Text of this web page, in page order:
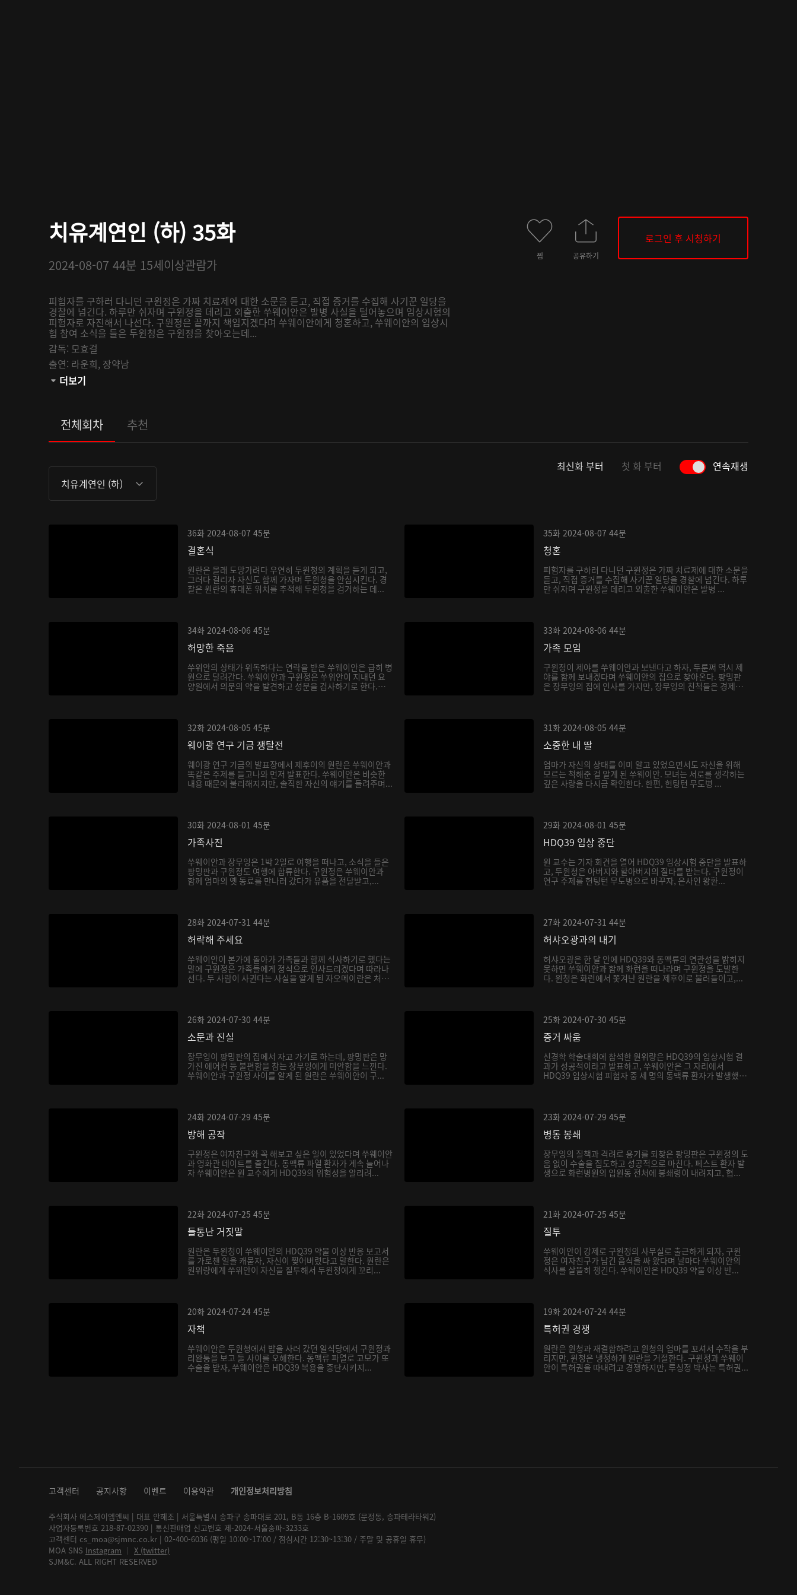
치유계연인 (하) 35화
2024-08-07 44분 15세이상관람가
피험자를 구하러 다니던 구윈정은 가짜 치료제에 대한 소문을 듣고, 직접 증거를 수집해 사기꾼 일당을
경찰에 넘긴다. 하루만 쉬자며 구윈정을 데리고 외출한 쑤웨이안은 발병 사실을 털어놓으며 임상시험의
피험자로 자진해서 나선다. 구윈정은 끝까지 책임지겠다며 쑤웨이안에게 청혼하고, 쑤웨이안의 임상시
험 참여 소식을 들은 두윈청은 구윈정을 찾아오는데...
감독: 모효걸
출연: 라운희, 장약남
관람등급:
더보기
찜 공유하기
로그인 후 시청하기
전체회차 추천
치유계연인 (하)
최신화 부터 첫 화 부터 연속재생
36화 2024-08-07 45분
결혼식
원란은 몰래 도망가려다 우연히 두윈청의 계획을 듣게 되고,
그러다 걸리자 자신도 함께 가자며 두윈청을 안심시킨다. 경
찰은 원란의 휴대폰 위치를 추적해 두윈청을 검거하는 데...
35화 2024-08-07 44분
청혼
피험자를 구하러 다니던 구윈정은 가짜 치료제에 대한 소문을
듣고, 직접 증거를 수집해 사기꾼 일당을 경찰에 넘긴다. 하루
만 쉬자며 구윈정을 데리고 외출한 쑤웨이안은 발병 ...
34화 2024-08-06 45분
허망한 죽음
쑤위안의 상태가 위독하다는 연락을 받은 쑤웨이안은 급히 병
원으로 달려간다. 쑤웨이안과 구윈정은 쑤위안이 지내던 요
양원에서 의문의 약을 발견하고 성분을 검사하기로 한다.
33화 2024-08-06 44분
가족 모임
구윈정이 제야를 쑤웨이안과 보낸다고 하자, 두룬쩌 역시 제
야를 함께 보내겠다며 쑤웨이안의 집으로 찾아온다. 팡밍판
은 장무잉의 집에 인사를 가지만, 장무잉의 친척들은 경제
32화 2024-08-05 45분
웨이광 연구 기금 쟁탈전
웨이광 연구 기금의 발표장에서 제후이의 원란은 쑤웨이안과
똑같은 주제를 들고나와 먼저 발표한다. 쑤웨이안은 비슷한
내용 때문에 불리해지지만, 솔직한 자신의 얘기를 들려주며...
31화 2024-08-05 44분
소중한 내 딸
엄마가 자신의 상태를 이미 알고 있었으면서도 자신을 위해
모르는 척해준 걸 알게 된 쑤웨이안. 모녀는 서로를 생각하는
깊은 사랑을 다시금 확인한다. 한편, 헌팅턴 무도병 ...
30화 2024-08-01 45분
가족사진
쑤웨이안과 장무잉은 1박 2일로 여행을 떠나고, 소식을 들은
팡밍판과 구윈정도 여행에 합류한다. 구윈정은 쑤웨이안과
함께 엄마의 옛 동료를 만나러 갔다가 유품을 전달받고,...
29화 2024-08-01 45분
HDQ39 임상 중단
원 교수는 기자 회견을 열어 HDQ39 임상시험 중단을 발표하
고, 두윈청은 아버지와 할아버지의 질타를 받는다. 구윈정이
연구 주제를 헌팅턴 무도병으로 바꾸자, 은사인 왕환...
28화 2024-07-31 44분
허락해 주세요
쑤웨이안이 본가에 돌아가 가족들과 함께 식사하기로 했다는
말에 구윈정은 가족들에게 정식으로 인사드리겠다며 따라나
선다. 두 사람이 사귄다는 사실을 알게 된 자오메이란은 처
27화 2024-07-31 44분
허샤오광과의 내기
허샤오광은 한 달 안에 HDQ39와 동맥류의 연관성을 밝히지
못하면 쑤웨이안과 함께 화런을 떠나라며 구윈정을 도발한
다. 윈청은 화런에서 쫓겨난 원란을 제후이로 불러들이고,...
26화 2024-07-30 44분
소문과 진실
장무잉이 팡밍판의 집에서 자고 가기로 하는데, 팡밍판은 망
가진 에어컨 등 불편함을 참는 장무잉에게 미안함을 느낀다.
쑤웨이안과 구윈정 사이를 알게 된 원란은 쑤웨이안이 구...
25화 2024-07-30 45분
증거 싸움
신경학 학술대회에 참석한 원위량은 HDQ39의 임상시험 결
과가 성공적이라고 발표하고, 쑤웨이안은 그 자리에서
HDQ39 임상시험 피험자 중 세 명의 동맥류 환자가 발생했
24화 2024-07-29 45분
방해 공작
구윈정은 여자친구와 꼭 해보고 싶은 일이 있었다며 쑤웨이안
과 영화관 데이트를 즐긴다. 동맥류 파열 환자가 계속 늘어나
자 쑤웨이안은 원 교수에게 HDQ39의 위험성을 알리려...
23화 2024-07-29 45분
병동 봉쇄
장무잉의 질책과 격려로 용기를 되찾은 팡밍판은 구윈정의 도
움 없이 수술을 집도하고 성공적으로 마친다. 페스트 환자 발
생으로 화런병원의 입원동 전처에 봉쇄령이 내려지고, 협...
22화 2024-07-25 45분
들통난 거짓말
원란은 두윈청이 쑤웨이안의 HDQ39 약물 이상 반응 보고서
를 가로챈 일을 캐묻자, 자신이 찢어버렸다고 말한다. 원란은
원위량에게 쑤위안이 자신을 질투해서 두윈청에게 꼬리...
21화 2024-07-25 45분
질투
쑤웨이안이 강제로 구윈정의 사무실로 출근하게 되자, 구윈
정은 여자친구가 남긴 음식을 싸 왔다며 날마다 쑤웨이안의
식사를 살뜰히 챙긴다. 쑤웨이안은 HDQ39 약물 이상 반...
20화 2024-07-24 45분
자책
쑤웨이안은 두윈청에서 밥을 사러 갔던 일식당에서 구윈정과
리완퉁을 보고 둘 사이를 오해한다. 동맥류 파열로 고모가 또
수술을 받자, 쑤웨이안은 HDQ39 복용을 중단시키지...
19화 2024-07-24 44분
특허권 경쟁
원란은 윈청과 재결합하려고 윈청의 엄마를 꼬셔서 수작을 부
리지만, 윈청은 냉정하게 원란을 거절한다. 구윈정과 쑤웨이
안이 특허권을 따내려고 경쟁하지만, 루싱정 박사는 특허권...
고객센터 공지사항 이벤트 이용약관 개인정보처리방침
주식회사 에스제이엠엔씨 | 대표 안해조 | 서울특별시 송파구 송파대로 201, B동 16층 B-1609호 (문정동, 송파테라타워2)
사업자등록번호 218-87-02390 | 통신판매업 신고번호 제-2024-서울송파-3233호
고객센터 cs_moa@sjmnc.co.kr | 02-400-6036 (평일 10:00~17:00 / 점심시간 12:30~13:30 / 주말 및 공휴일 휴무)
MOA SNS Instagram │ X (twitter)
SJM&C. ALL RIGHT RESERVED